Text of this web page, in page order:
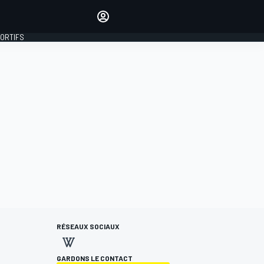
RÉSEAUX SOCIAUX
GARDONS LE CONTACT